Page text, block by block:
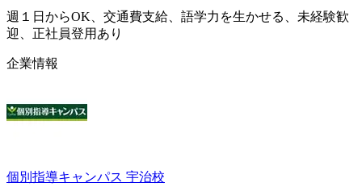
週１日からOK、交通費支給、語学力を生かせる、未経験歓
迎、正社員登用あり
企業情報
個別指導キャンパス 宇治校